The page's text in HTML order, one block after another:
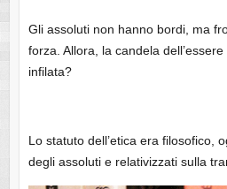
Gli assoluti non hanno bordi, ma
forza. Allora, la candela dell’essere
infilata?
Lo statuto dell’etica era filosofico,
degli assoluti e relativizzati sulla